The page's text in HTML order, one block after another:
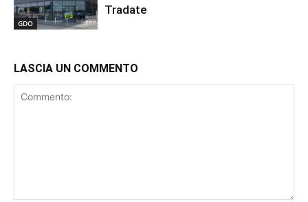
GDO
Tradate
LASCIA UN COMMENTO